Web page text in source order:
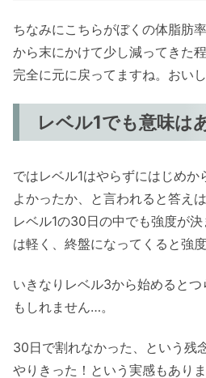
ちなみにこちらがぼくの体脂肪
から末にかけて少し減ってきた
完全に元に戻ってますね。おい
レベル1でも意味は
ではレベル1はやらずにはじめ
よかったか、と言われると答え
レベル1の30日の中でも強度が
は軽く、終盤になってくると強
いきなりレベル3から始めると
もしれません…。
30日で割れなかった、という残
やりきった！という実感もあり